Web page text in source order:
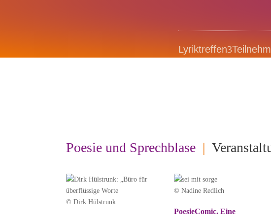
Lyriktreffen3
Poesie und Sprechblase |
© Dirk Hülstrunk
© Nadine Redlich
PoesieComic. Eine